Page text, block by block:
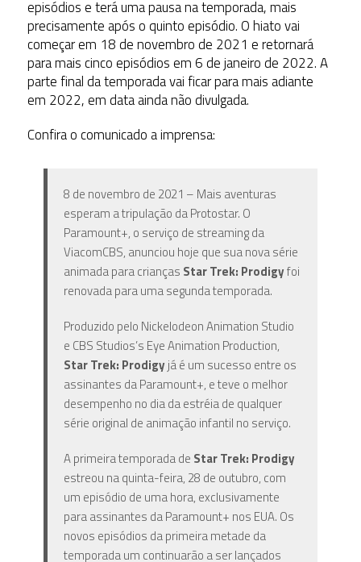
episódios e terá uma pausa na temporada, mais
precisamente após o quinto episódio. O hiato vai
começar em 18 de novembro de 2021 e retornará
para mais cinco episódios em 6 de janeiro de 2022. A
parte final da temporada vai ficar para mais adiante
em 2022, em data ainda não divulgada.
Confira o comunicado a imprensa:
8 de novembro de 2021 – Mais aventuras
esperam a tripulação da Protostar. O
Paramount+, o serviço de streaming da
ViacomCBS, anunciou hoje que sua nova série
animada para crianças Star Trek: Prodigyfoi
renovada para uma segunda temporada.
Produzido pelo Nickelodeon Animation Studio
e CBS Studios’s Eye Animation Production,
Star Trek: Prodigyjá é um sucesso entre os
assinantes da Paramount+, e teve o melhor
desempenho no dia da estréia de qualquer
série original de animação infantil no serviço.
A primeira temporada de Star Trek: Prodigy
estreou na quinta-feira, 28 de outubro, com
um episódio de uma hora, exclusivamente
para assinantes da Paramount+ nos EUA. Os
novos episódios da primeira metade da
temporada um continuarão a ser lançados